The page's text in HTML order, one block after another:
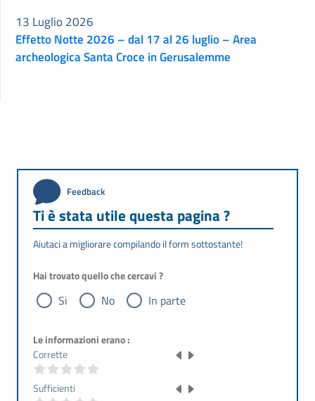
Effetto Notte 2026 – dal 17 al 26 luglio – Area
archeologica Santa Croce in Gerusalemme
13 Luglio 2026
Feedback
Ti è stata utile questa pagina ?
Aiutaci a migliorare compilando il form sottostante!
Hai trovato quello che cercavi ?
Si No In parte
Le informazioni erano :
Corrette
Sufficienti